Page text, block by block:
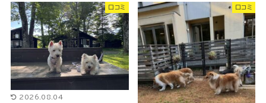
口コミ
2026.08.04
口コミ